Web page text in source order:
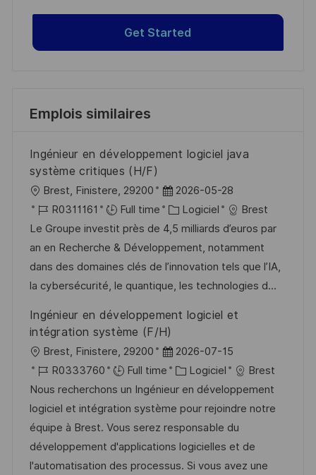
Get Started
Emplois similaires
Ingénieur en développement logiciel java
système critiques (H/F)
o
c
a
l
i
a
Brest, Finistere, 29200
D
a
t
e
d
’
f
i
2026-05-28
R
é
f
é
n
d
p
o
R0311161 Full time
C
a
t
é
g
r
e
Logiciel
Brest
Le Groupe investit près de 4,5 milliards d’euros par
an en Recherche & Développement, notamment
dans des domaines clés de l’innovation tels que l’IA,
la cybersécurité, le quantique, les technologies d...
Ingénieur en développement logiciel et
intégration système (F/H)
o
c
a
l
i
s
Brest, Finistere, 29200
D
a
t
e
d
’
a
2026-07-15
R
é
f
é
r
e
R0333760 Full time
C
a
t
é
g
o
Logiciel
Brest
Nous recherchons un Ingénieur en développement
logiciel et intégration système pour rejoindre notre
équipe à Brest. Vous serez responsable du
développement d'applications logicielles et de
l'automatisation des processus. Si vous avez une